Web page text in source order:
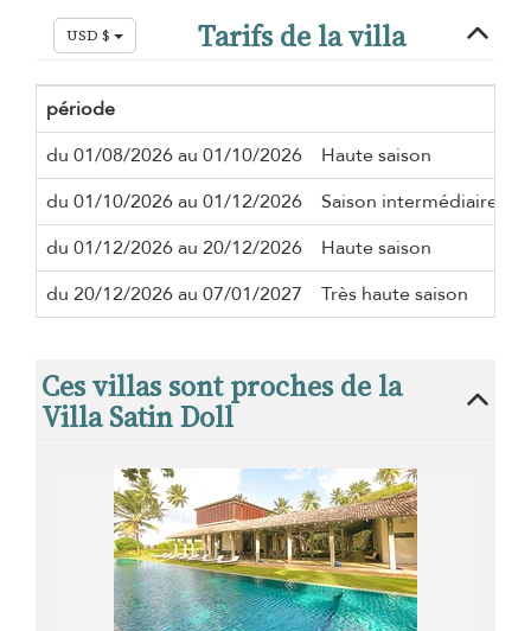
USD $ Tarifs de la villa
période
du 01/08/2026 au 01/10/2026
Haute saison
du 01/10/2026 au 01/12/2026
Saison intermédiaire
du 01/12/2026 au 20/12/2026
Haute saison
du 20/12/2026 au 07/01/2027
Très haute saison
Ces villas sont proches de la
Villa Satin Doll